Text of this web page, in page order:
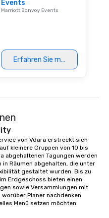
Events
Marriott Bonvoy Events
Erfahren Sie mehr
von Vdara erstreckt sich
kleinere Gruppen von 10 bis
abgehaltenen Tagungen werden
Räumen abgehalten, die unter
gestaltet wurden. Bis zu
Erdgeschoss bieten einen
sowie Versammlungen mit
Planer nachdenken
Menü setzen möchten.